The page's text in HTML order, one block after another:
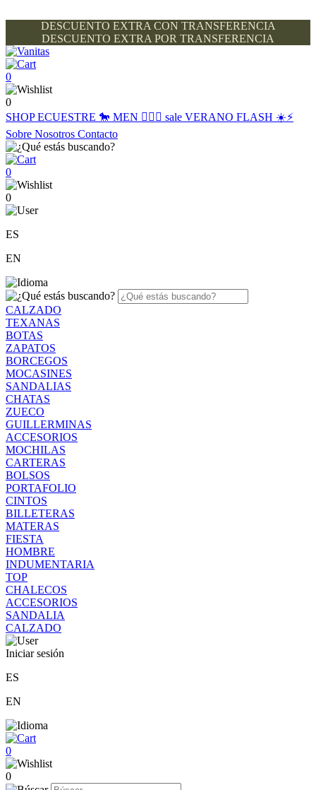
DESCUENTO EXTRA CON TRANSFERENCIA
DESCUENTO EXTRA POR TRANSFERENCIA
0
0
SHOPECUESTRE 🐎 MEN 🙋🏽‍♂️ sale VERANO FLASH ☀️⚡️
Sobre Nosotros Contacto
0
0
ES
EN
CALZADO
TEXANAS
BOTAS
ZAPATOS
BORCEGOS
MOCASINES
SANDALIAS
CHATAS
ZUECO
GUILLERMINAS
ACCESORIOS
MOCHILAS
CARTERAS
BOLSOS
PORTAFOLIO
CINTOS
BILLETERAS
MATERAS
FIESTA
HOMBRE
INDUMENTARIA
TOP
CHALECOS
ACCESORIOS
SANDALIA
CALZADO
Iniciar sesión
ES
EN
0
0